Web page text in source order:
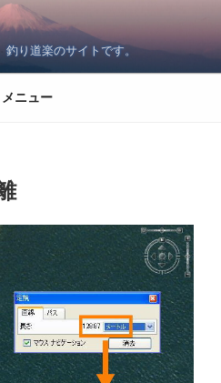
釣り道楽のサイトです。
メニュー